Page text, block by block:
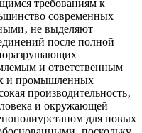
требованиям к
современных
не выделяют
после полной
и ответственным
и промышленных
производительность‚
и окружающей
для новых